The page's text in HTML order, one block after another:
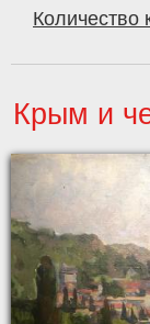
Количество
Крым и